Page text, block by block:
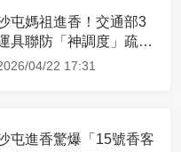
屯媽祖進香！交通部3
具聯防「神調度」疏運
萬創新高
04/22 17:31
屯進香驚爆「15號香客